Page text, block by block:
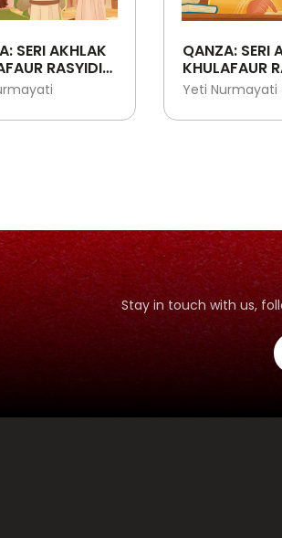
SERI AKHLAK
RASYIDIN:
ASH-
- SAHABAT
YANG
QANZA: SERI
KHULAFAUR
UMAR BIN
RASULULLAH
Yeti Nurmayati
Stay in touch with us,